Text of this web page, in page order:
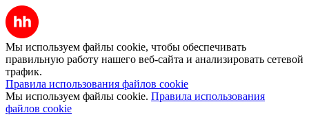
Мы используем файлы cookie, чтобы обеспечивать
правильную работу нашего веб-сайта и анализировать сетевой
трафик.
Правила использования файлов cookie
Мы используем файлы cookie. Правила использования
файлов cookie